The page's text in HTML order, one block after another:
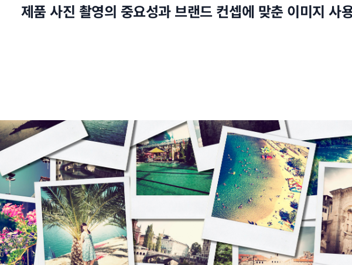
제품 사진 촬영의 중요성과 브랜드 컨셉에 맞춘 이미지 사